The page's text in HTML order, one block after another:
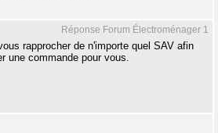
Réponse Forum Électroménager 1
rapprocher de n'importe quel SAV afin
une commande pour vous.